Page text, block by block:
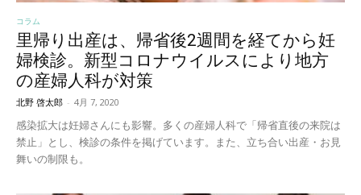
コラム
里帰り出産は、帰省後2週間を経てから妊
婦検診。新型コロナウイルスにより地方
の産婦人科が対策
北野 啓太郎 - 4月 7, 2020
感染拡大は妊婦さんにも影響。多くの産婦人科で「帰省直後の来院は
禁止」とし、検診の条件を掲げています。また、立ち合い出産・お見
舞いの制限も。